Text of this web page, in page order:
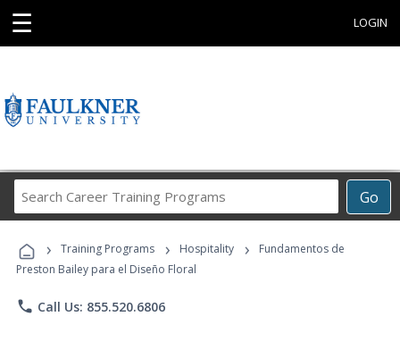
☰ LOGIN
Go
Career
Programs
› Training Programs › Hospitality ›
Fundamentos de
Preston Bailey para el Diseño Floral
phone Call Us: 855.520.6806